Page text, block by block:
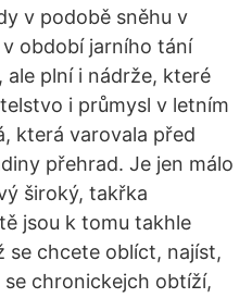
v podobě sněhu v
období jarního tání
plní i nádrže, které
i průmysl v letním
která varovala před
přehrad. Je jen málo
široký, takřka
jsou k tomu takhle
se chcete oblíct, najíst,
chronickejch obtíží,